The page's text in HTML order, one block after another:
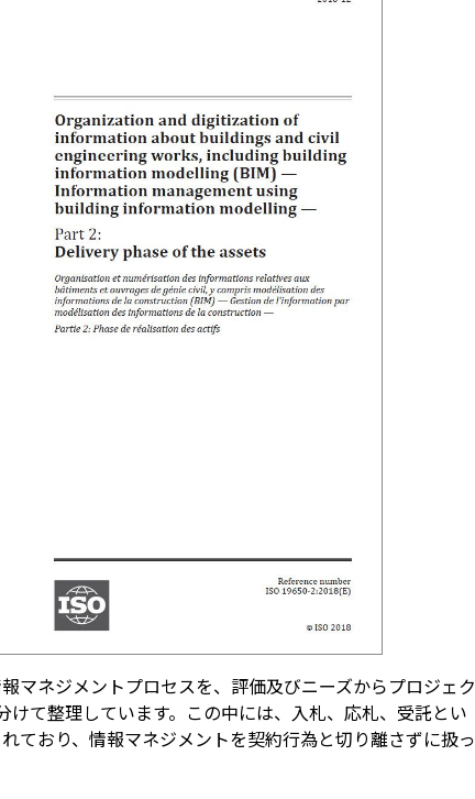
マネジメントプロセスを、評価及びニーズからプロジェク
けて整理しています。この中には、入札、応札、受託とい
ており、情報マネジメントを契約行為と切り離さずに扱っ